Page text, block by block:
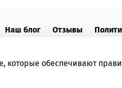
Наш блог Отзывы
которые обеспечивают